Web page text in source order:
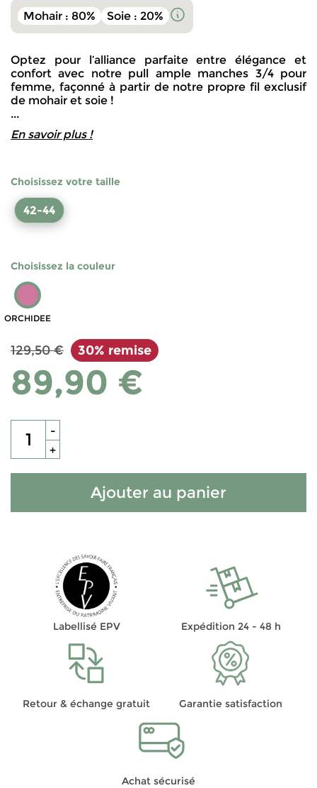
Mohair : 80% Soie : 20%
Optez pour l’alliance parfaite entre élégance et
confort avec notre pull ample manches 3/4 pour
femme, façonné à partir de notre propre fil exclusif
de mohair et soie !
...
En savoir plus !
Choisissez votre taille
42-44
Choisissez la couleur
ORCHIDEE
129,50 € 30% remise
89,90 €
-
+
Ajouter au panier
Labellisé EPV Expédition 24 - 48 h
Retour & échange gratuit Garantie satisfaction
Achat sécurisé